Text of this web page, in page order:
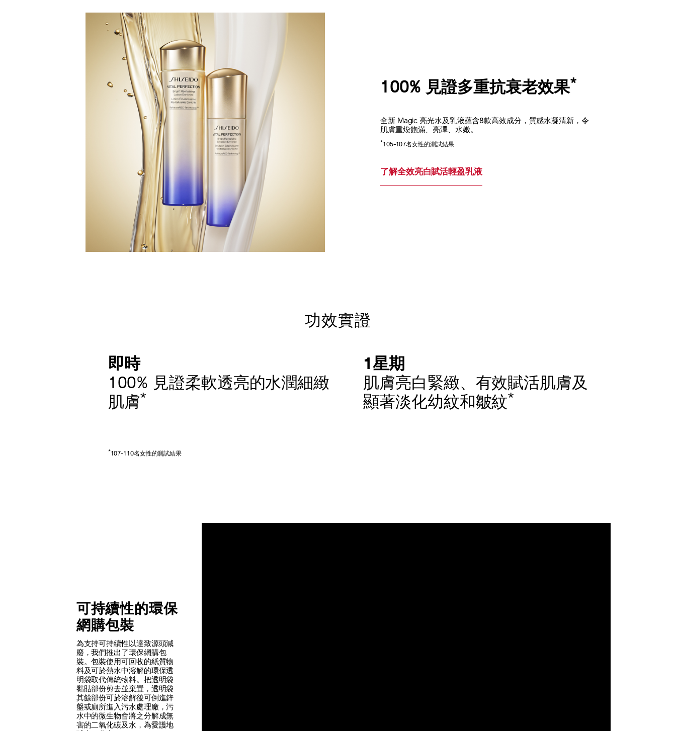
100% 見證多重抗衰老效果*
全新 Magic 亮光水及乳液蘊含8款高效成分，質感水凝清新，令
肌膚重煥飽滿、亮澤、水嫩。
*105-107名女性的測試結果
了解全效亮白賦活輕盈乳液
功效實證
即時
100% 見證柔軟透亮的水潤細緻
肌膚*
*107-110名女性的測試結果
1星期
肌膚亮白緊緻、有效賦活肌膚及
顯著淡化幼紋和皺紋*
可持續性的環保
網購包裝
為支持可持續性以達致源頭減
廢，我們推出了環保網購包
裝。包裝使用可回收的紙質物
料及可於熱水中溶解的環保透
明袋取代傳統物料。把透明袋
黏貼部份剪去並棄置，透明袋
其餘部份可於溶解後可倒進鋅
盤或廁所進入污水處理廠，污
水中的微生物會將之分解成無
害的二氧化碳及水，為愛護地